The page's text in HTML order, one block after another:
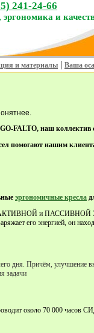
241-24-66
и
и материалы | Ваша
FALTO, наш
помогают нашим
эргономичные кресла
и ПАССИВНОЙ
его энергией, он
дня. Причём, улучшение
задачи
около 70 000 часов